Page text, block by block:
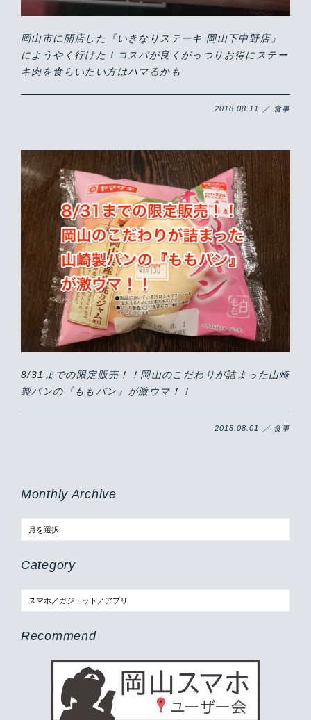
岡山市に開店した『いきなりステーキ 岡山下中野店』
にようやく行けた！コスパが良くがっつりお得にステー
キ肉を食らいたい方はハマるかも
2018.08.11 ／ 食事
8/31までの限定販売！！岡山のこだわりが詰まった山崎
製パンの『ももパン』が激ウマ！！
2018.08.01 ／ 食事
Monthly Archive
Category
Recommend